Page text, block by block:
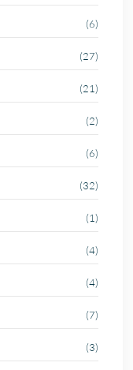
(6)
(27)
(21)
(2)
(6)
(32)
(1)
(4)
(4)
(7)
(3)